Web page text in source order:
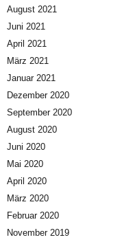
August 2021
Juni 2021
April 2021
März 2021
Januar 2021
Dezember 2020
September 2020
August 2020
Juni 2020
Mai 2020
April 2020
März 2020
Februar 2020
November 2019